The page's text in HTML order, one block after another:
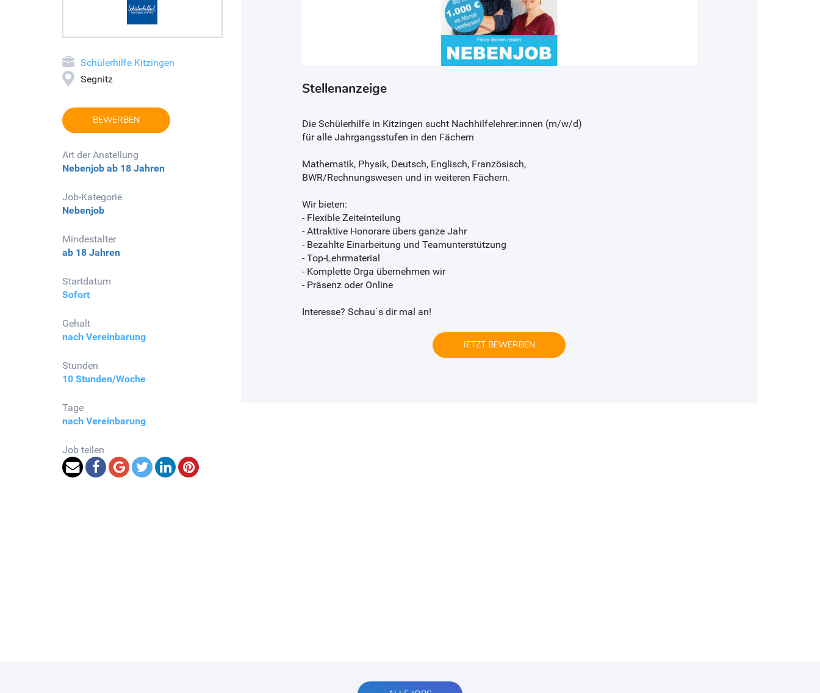
Schülerhilfe Kitzingen
Segnitz
BEWERBEN
Art der Anstellung
Nebenjob ab 18 Jahren
Job-Kategorie
Nebenjob
Mindestalter
ab 18 Jahren
Startdatum
Sofort
Gehalt
nach Vereinbarung
Stunden
10 Stunden/Woche
Tage
nach Vereinbarung
Job teilen
Stellenanzeige
Die Schülerhilfe in Kitzingen sucht Nachhilfelehrer:innen (m/w/d)
für alle Jahrgangsstufen in den Fächern
Mathematik, Physik, Deutsch, Englisch, Französisch,
BWR/Rechnungswesen und in weiteren Fächern.
Wir bieten:
- Flexible Zeiteinteilung
- Attraktive Honorare übers ganze Jahr
- Bezahlte Einarbeitung und Teamunterstützung
- Top-Lehrmaterial
- Komplette Orga übernehmen wir
- Präsenz oder Online
Interesse? Schau´s dir mal an!
JETZT BEWERBEN